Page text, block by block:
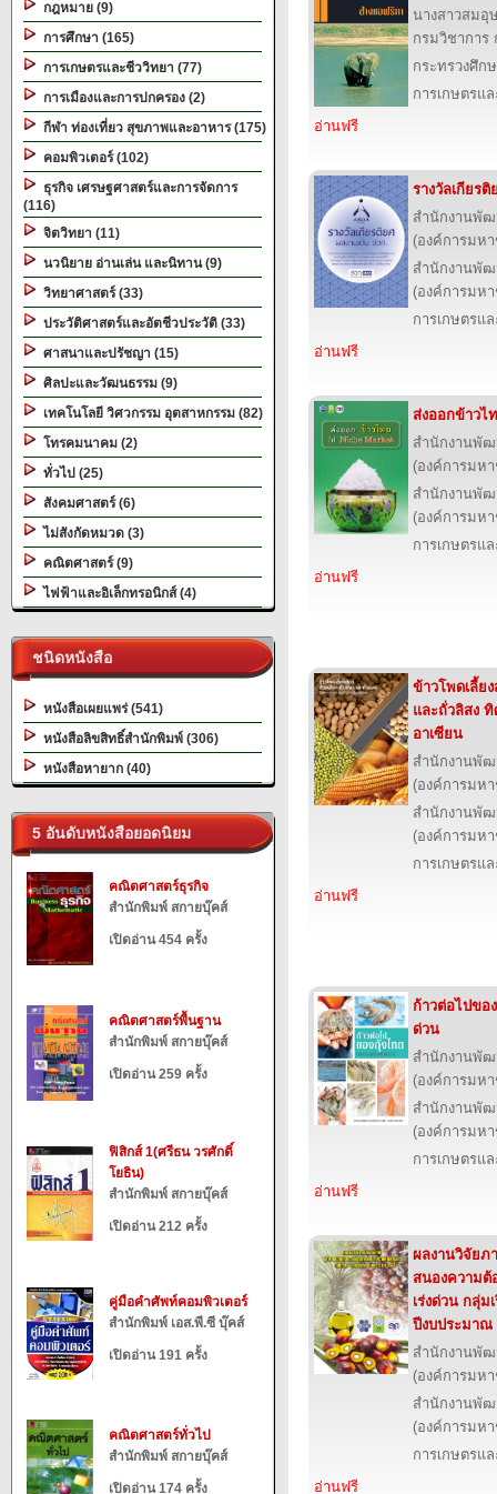
กฎหมาย (9)
การศึกษา (165)
การเกษตรและชีววิทยา (77)
การเมืองและการปกครอง (2)
กีฬา ท่องเที่ยว สุขภาพและอาหาร (175)
คอมพิวเตอร์ (102)
ธุรกิจ เศรษฐศาสตร์และการจัดการ
(116)
จิตวิทยา (11)
นวนิยาย อ่านเล่น และนิทาน (9)
วิทยาศาสตร์ (33)
ประวัติศาสตร์และอัตชีวประวัติ (33)
ศาสนาและปรัชญา (15)
ศิลปะและวัฒนธรรม (9)
เทคโนโลยี วิศวกรรม อุตสาหกรรม (82)
โทรคมนาคม (2)
ทั่วไป (25)
สังคมศาสตร์ (6)
ไม่สังกัดหมวด (3)
คณิตศาสตร์ (9)
ไฟฟ้าและอิเล็กทรอนิกส์ (4)
ชนิดหนังสือ
หนังสือเผยแพร่ (541)
หนังสือลิขสิทธิ์สำนักพิมพ์ (306)
หนังสือหายาก (40)
5 อันดับหนังสือยอดนิยม
คณิตศาสตร์ธุรกิจ
สำนักพิมพ์ สกายบุ๊คส์
เปิดอ่าน 454 ครั้ง
คณิตศาสตร์พื้นฐาน
สำนักพิมพ์ สกายบุ๊คส์
เปิดอ่าน 259 ครั้ง
ฟิสิกส์ 1(ศรีธน วรศักดิ์
โยธิน)
สำนักพิมพ์ สกายบุ๊คส์
เปิดอ่าน 212 ครั้ง
คู่มือคำศัพท์คอมพิวเตอร์
สำนักพิมพ์ เอส.พี.ซี บุ๊คส์
เปิดอ่าน 191 ครั้ง
คณิตศาสตร์ทั่วไป
สำนักพิมพ์ สกายบุ๊คส์
เปิดอ่าน 174 ครั้ง
นางสาวสม
กรมวิชาการ
กระทรวงศึก
การเกษตรแ
อ่านฟรี
รางวัลเกียร
สำนักงานพัฒ
(องค์การมห
สำนักงานพัฒ
(องค์การมห
การเกษตรแ
อ่านฟรี
ส่งออกข้าวไ
สำนักงานพัฒ
(องค์การมห
สำนักงานพัฒ
(องค์การมห
การเกษตรแ
อ่านฟรี
ข้าวโพดเลี้ย
และถั่วลิสง
อาเซียน
สำนักงานพัฒ
(องค์การมห
สำนักงานพัฒ
(องค์การมห
การเกษตรแ
อ่านฟรี
ก้าวต่อไปขอ
ด่วน
สำนักงานพัฒ
(องค์การมห
สำนักงานพัฒ
(องค์การมห
การเกษตรแ
อ่านฟรี
ผลงานวิจัยภ
สนองความต้
เร่งด่วน กลุ่ม
ปีงบประมาณ
สำนักงานพัฒ
(องค์การมห
สำนักงานพัฒ
(องค์การมห
การเกษตรแ
อ่านฟรี